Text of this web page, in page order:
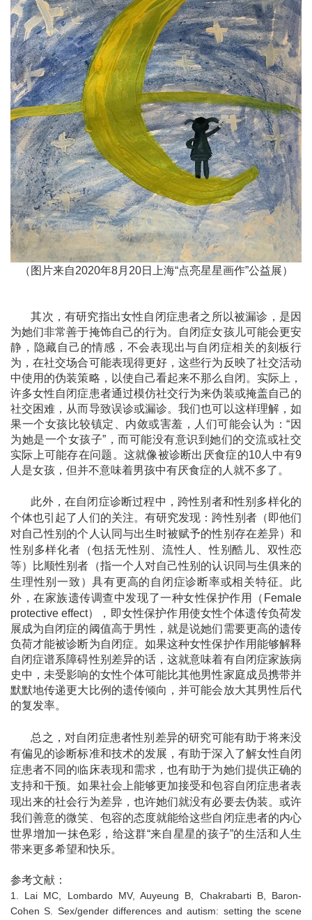
（图片来自2020年8月20日上海“点亮星星画作”公益展）
其次，有研究指出女性自闭症患者之所以被漏诊，是因
为她们非常善于掩饰自己的行为。自闭症女孩儿可能会更安
静，隐藏自己的情感，不会表现出与自闭症相关的刻板行
为，在社交场合可能表现得更好，这些行为反映了社交活动
中使用的伪装策略，以使自己看起来不那么自闭。实际上，
许多女性自闭症患者通过模仿社交行为来伪装或掩盖自己的
社交困难，从而导致误诊或漏诊。我们也可以这样理解，如
果一个女孩比较镇定、内敛或害羞，人们可能会认为：“因
为她是一个女孩子”，而可能没有意识到她们的交流或社交
实际上可能存在问题。这就像被诊断出厌食症的10人中有9
人是女孩，但并不意味着男孩中有厌食症的人就不多了。
此外，在自闭症诊断过程中，跨性别者和性别多样化的
个体也引起了人们的关注。有研究发现：跨性别者（即他们
对自己性别的个人认同与出生时被赋予的性别存在差异）和
性别多样化者（包括无性别、流性人、性别酷儿、双性恋
等）比顺性别者（指一个人对自己性别的认识同与生俱来的
生理性别一致）具有更高的自闭症诊断率或相关特征。此
外，在家族遗传调查中发现了一种女性保护作用（ Female
protective effect）， 即女性保护作用使女性个体遗传负荷发
展成为自闭症的阈值高于男性，就是说她们需要更高的遗传
负荷才能被诊断为自闭症。如果这种女性保护作用能够解释
自闭症谱系障碍性别差异的话，这就意味着有自闭症家族病
史中，未受影响的女性个体可能比其他男性家庭成员携带并
默默地传递更大比例的遗传倾向，并可能会放大其男性后代
的复发率。
总之，对自闭症患者性别差异的研究可能有助于将来没
有偏见的诊断标准和技术的发展，有助于深入了解女性自闭
症患者不同的临床表现和需求，也有助于为她们提供正确的
支持和干预。如果社会上能够更加接受和包容自闭症患者表
现出来的社会行为差异，也许她们就没有必要去伪装。或许
我们善意的微笑、包容的态度就能给这些自闭症患者的内心
世界增加一抹色彩，给这群“来自星星的孩子”的生活和人生
带来更多希望和快乐。
参考文献：
1. Lai MC, Lombardo MV, Auyeung B, Chakrabarti B, Baron-
Cohen S. Sex/gender differences and autism: setting the scene